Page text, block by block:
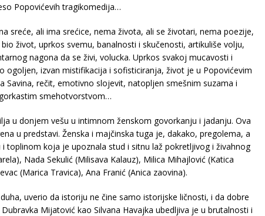
Popovićevih tragikomedija…
sreće, ali ima srećice, nema života, ali se životari, nema poezije,
život, uprkos svemu, banalnosti i skučenosti, artikuliše volju,
nagona da se živi, volucka. Uprkos svakoj mucavosti i
ogoljen, izvan mistifikacija i sofisticiranja, život je u Popovićevim
Savina, rečit, emotivno slojevit, natopljen smešnim suzama i
gorkastim smehotvorstvom…
u donjem vešu u intimnom ženskom govorkanju i jadanju. Ova
u predstavi. Ženska i majčinska tuga je, dakako, pregolema, a
toplinom koja je upoznala stud i sitnu laž pokretljivog i živahnog
Nada Sekulić (Milisava Kalauz), Milica Mihajlović (Katica
(Marica Travica), Ana Franić (Anica zaovina).
uverio da istoriju ne čine samo istorijske ličnosti, i da dobre
Mijatović kao Silvana Havajka ubedljiva je u brutalnosti i